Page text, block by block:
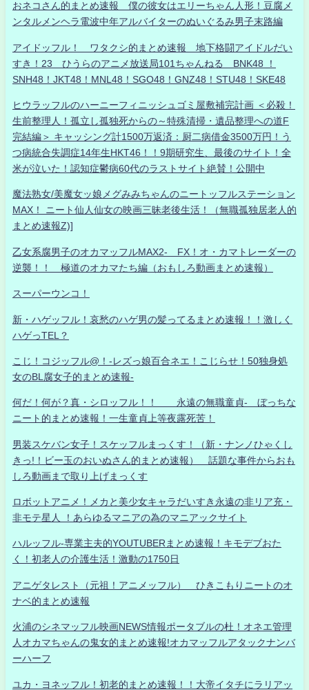
おネコさん的まとめ速報 僕の彼女はエリーちゃん人形！豆腐メ
ンタルメンヘラ電波中年アルバイターのぬいぐるみ男子末路編
アイドッフル！ ワタクシ的まとめ速報 地下格闘アイドルだい
すき！23 ひうらのアニメ放送局101ちゃんねる BNK48 ！
SNH48！JKT48！MNL48！SGO48！GNZ48！STU48！SKE48
ヒウラッフルのハーニーフィニッシュゴミ屋敷補完計画 ＜必殺！
生前整理人！孤立し孤独死からの～特殊清掃・遺品整理への道F
完結編＞ キャッシング計1500万返済：厨二病借金3500万円！う
つ病統合失調症14年生HKT46！！9期研究生、最後のサイト！全
米が泣いた！認知症鬱病60代のラストサイト絶賛！公開中
魔法熟女/美魔女ッ娘メグみみちゃんのニートッフルステーション
MAX！ ニート仙人仙女の映画三昧老後生活！（無職孤独居老人的
まとめ速報Z)]
乙女系腐男子のオカマッフルMAX2- FX！オ・カマトレーダーの
逆襲！！ 極道のオカマたち編（おもしろ動画まとめ速報）
スーパーウンコ！
新・ハゲッフル！哀愁のハゲ男の髪ってるまとめ速報！！激しく
ハゲっTEL？
こじ！コジッフル@！-レズっ娘百合ネエ！こじらせ！50独身処
女のBL腐女子的まとめ速報-
何だ！何が？真・シロッフル！！ 永遠の無職童貞- ぼっちな
ニート的まとめ速報！一生童貞上等夜露死苦！
男装スケバン女子！スケッフルまっくす！（新・ナンノひゃくし
きっ!！ビー玉のおいぬさん的まとめ速報） 話題な事件からおも
しろ動画まで取り上げまっくす
ロボットアニメ！メカと美少女キャラだいすき永遠の非リア充・
非モテ星人 ！あらゆるマニアの為のマニアックサイト
ハルッフル-専業主夫的YOUTUBERまとめ速報！キモデブおた
く！初老人の介護生活！激動の1750日
アニゲタレスト（元祖！アニメッフル） ひきこもりニートのオ
ナベ的まとめ速報
火浦のシネマッフル映画NEWS情報ポータブルの杜！オネエ管理
人オカマちゃんの鬼女的まとめ速報!オカマッフルアタックナンバ
ーハーフ
ユカ・ヨネッフル！初老的まとめ速報！！大帝イタチにラリアッ